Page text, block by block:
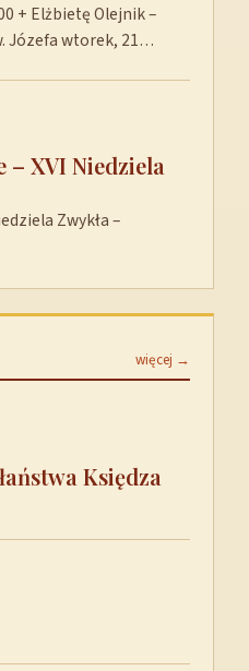
+ Elżbietę Olejnik –
Józefa wtorek, 21…
– XVI Niedziela
Zwykła –
więcej →
Księdza